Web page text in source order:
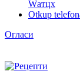
Wатцх
Otkup
Огласи